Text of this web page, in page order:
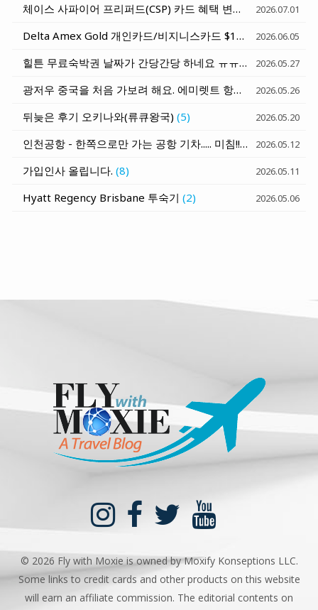
체이스 사파이어 프리퍼드(CSP) 카드 혜택 변화 세가지 정리 (6월 15일과 10월 1일) 2026.07.01
Delta Amex Gold 개인카드/비지니스카드 $120 Rideshare Credit (매달 $10) - Uber, Lyft, Curb, Alto 2026.06.05
힐튼 무료숙박권 날짜가 간당간당 하네요 ㅠㅠ(7) 2026.05.27
광저우 중국을 처음 가보려 해요. 에미렛트 항공 발권 질문 (1)
2026.05.26
뒤늦은 후기 오키나와(류큐왕국) (5) 2026.05.20
인천공항 - 한쪽으로만 가는 공항 기차..... 미침!!!(6)2026.05.12
가입인사 올립니다. (8) 2026.05.11
Hyatt Regency Brisbane 투숙기 (2) 2026.05.06
© 2026 Fly with Moxie is owned by Moxify Konseptions LLC.
Some links to credit cards and other products on this website
will earn an affiliate commission. The editorial contents on